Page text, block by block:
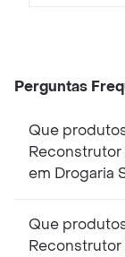
Perguntas
Que
em Drogaria
Que